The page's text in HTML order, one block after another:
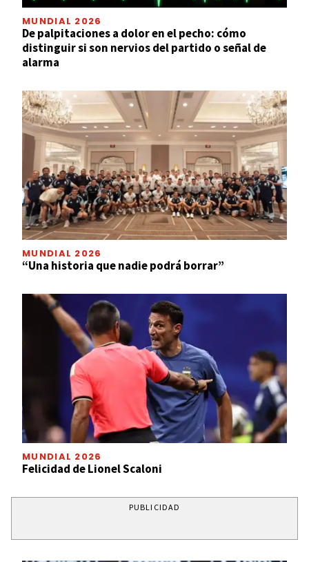
MUNDIAL 2026
De palpitaciones a dolor en el pecho: cómo
distinguir si son nervios del partido o señal de
alarma
MUNDIAL 2026
“Una historia que nadie podrá borrar”
MUNDIAL 2026
Felicidad de Lionel Scaloni
PUBLICIDAD